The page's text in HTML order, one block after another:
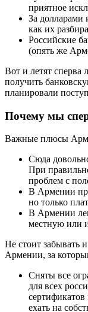
приятное
За долларами
как их
Российские
(опять же
Вот и летят сперва
получить
планировали
Почему мы
Важные плюсы
Сюда
При
проблем с
В Армении
но только
В Армении
местную или
Не стоит забывать
Армении, за
Сняты все
для всех
ехать на